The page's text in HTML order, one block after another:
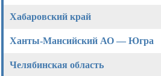
Хабаровский край
Ханты-Мансийский АО — Югра
Челябинская область